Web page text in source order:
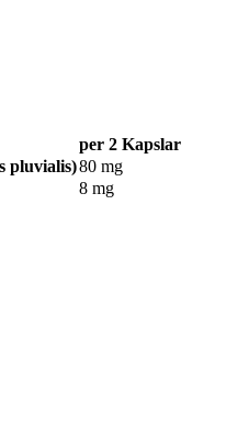
per 2 Kapslar
pluvialis)80 mg
8 mg